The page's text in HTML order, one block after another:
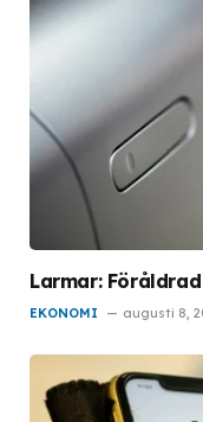
Larmar:
EKONOMI augusti 8,